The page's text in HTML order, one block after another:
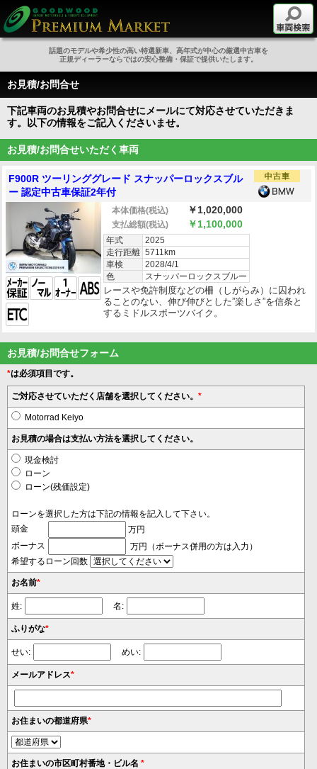
話題のモデルや希少性の高い特選新車、高年式が中心の厳選中古車を
正規ディーラーならではの安心整備・保証で提供いたします。
お見積/お問合せ
下記車両のお見積やお問合せにメールにて対応させていただきま
す。以下の情報をご記入くださいませ。
お見積/お問合せいただく車両
F900R ツーリンググレード スナッパーロックスブル
ー 認定中古車保証2年付
本体価格(税込) ￥1,020,000
支払総額(税込) ￥1,100,000
年式
2025
走行距離 5711km
車検
2028/4/1
色
スナッパーロックスブルー
レースや免許制度などの柵（しがらみ）に囚われ
ることのない、伸び伸びとした”楽しさ”を信条と
するミドルスポーツバイク。
お見積/お問合せフォーム
*は必須項目です。
ご対応させていただく店舗を選択してください。 *
Motorrad Keiyo
お見積の場合は支払い方法を選択してください。
現金検討
ローン
ローン(残価設定)
ローンを選択した方は下記の情報を記入して下さい。
頭金
万円
ボーナス
万円（ボーナス併用の方は入力）
希望するローン回数
お名前*
姓: 名:
ふりがな*
せい: めい:
メールアドレス*
お住まいの都道府県*
お住まいの市区町村番地・ビル名 *